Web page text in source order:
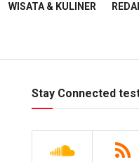
WISATA & KULINER
Stay Connected